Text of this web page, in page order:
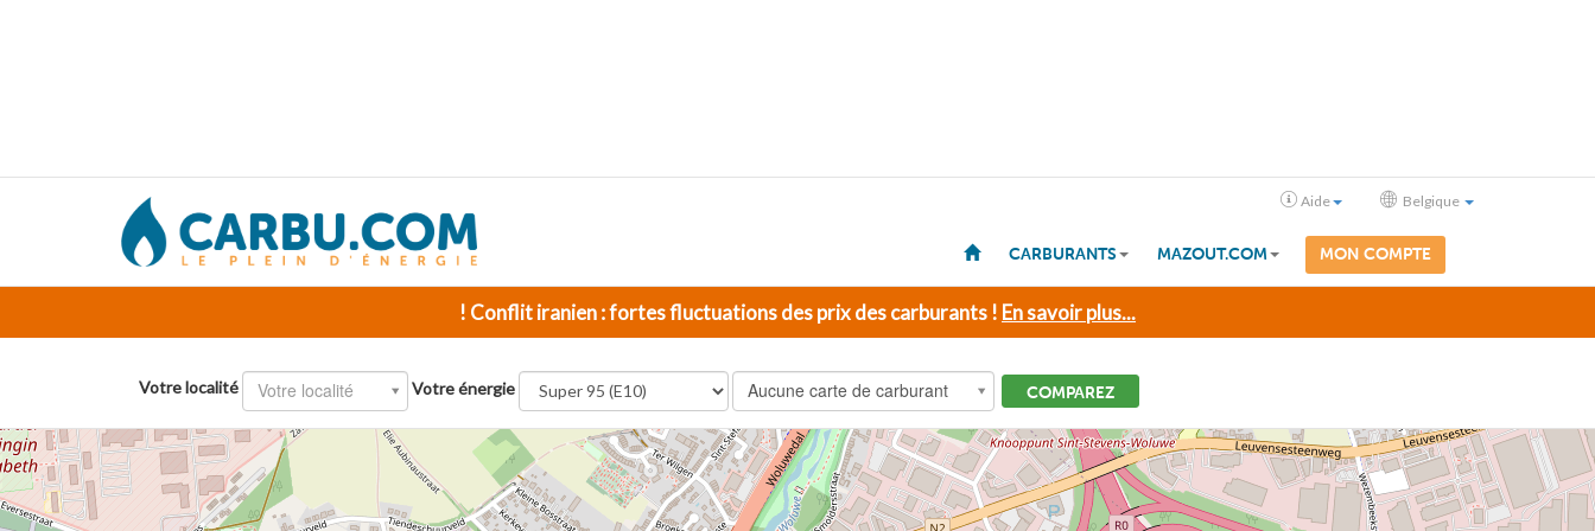
Aide Belgique
CARBURANTS MAZOUT.COM MON COMPTE
! Conflit iranien : fortes fluctuations des prix des carburants ! En savoir plus...
Votre localité Votre localité Votre énergie Aucune carte de carburant COMPAREZ